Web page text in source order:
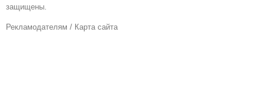
защищены.
Рекламодателям / Карта сайта